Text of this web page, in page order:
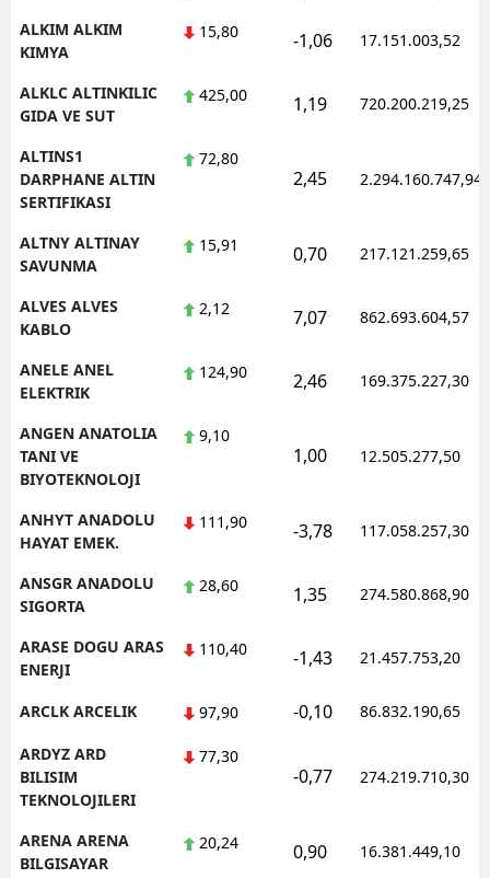
ALKIM ALKIM
KIMYA
15,80 -1,06 17.151.003,52
ALKLC ALTINKILIC
GIDA VE SUT
425,00 1,19 720.200.219,25
ALTINS1
DARPHANE ALTIN
SERTIFIKASI
72,80
2,45 2.294.160.747,94
ALTNY ALTINAY
SAVUNMA
15,91 0,70 217.121.259,65
ALVES ALVES
KABLO
2,12 7,07 862.693.604,57
ANELE ANEL
ELEKTRIK
124,90 2,46 169.375.227,30
ANGEN ANATOLIA
TANI VE
BIYOTEKNOLOJI
9,10
1,00 12.505.277,50
ANHYT ANADOLU
HAYAT EMEK.
111,90 -3,78 117.058.257,30
ANSGR ANADOLU
SIGORTA
28,60 1,35 274.580.868,90
ARASE DOGU ARAS
ENERJI
110,40 -1,43 21.457.753,20
ARCLK ARCELIK 97,90 -0,10 86.832.190,65
ARDYZ ARD
BILISIM
TEKNOLOJILERI
77,30
-0,77 274.219.710,30
ARENA ARENA
BILGISAYAR
20,24 0,90 16.381.449,10